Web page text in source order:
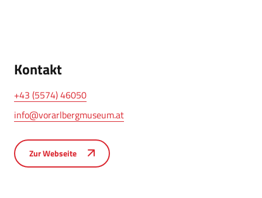
Kontakt
+43 (5574) 46050
info@vorarlbergmuseum.at
Zur Webseite